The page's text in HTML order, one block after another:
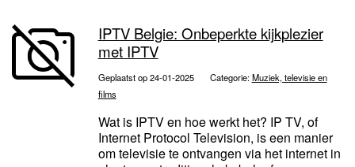
IPTV Belgie: Onbeperkte kijkplezier
met IPTV
Geplaatst op 24-01-2025 Categorie:Muziek, televisie en
films
Wat is IPTV en hoe werkt het? IP TV, of
Internet Protocol Television, is een manier
om televisie te ontvangen via het internet in